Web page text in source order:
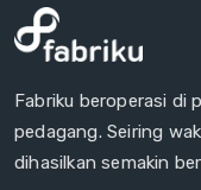
Fabriku beroperasi di
pedagang. Seiring
dihasilkan semakin